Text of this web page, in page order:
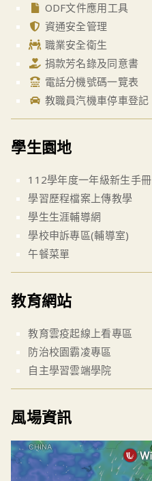
ODF文件應用工具
資通安全管理
職業安全衛生
捐款芳名錄及同意書
電話分機號碼一覽表
教職員汽機車停車登記
學生園地
112學年度一年級新生手冊
學習歷程檔案上傳教學
學生生涯輔導網
學校申訴專區(輔導室)
午餐菜單
教育網站
教育雲疫起線上看專區
防治校園霸凌專區
自主學習雲端學院
風場資訊